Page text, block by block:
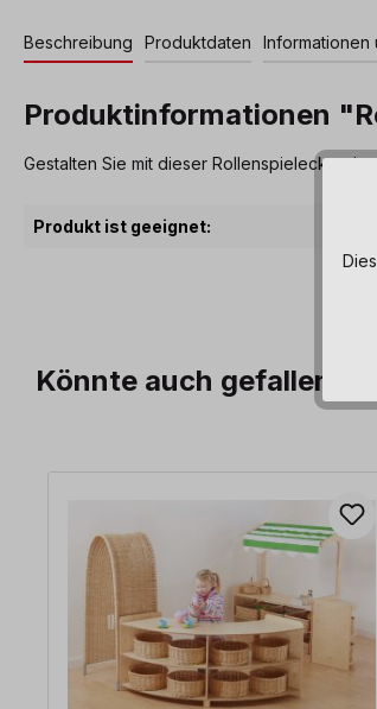
Beschreibung Produktdaten Informationen
Produktinformationen
Gestalten Sie mit dieser Rollenspielecke
Produkt ist geeignet:
Könnte auch gefallen